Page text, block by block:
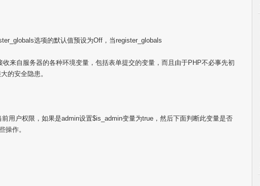
选项的默认值预设为Off，当register_globals
收来自服务器的各种环境变量，包括表单提交的变量，而且由于PHP不必事先初
的安全隐患。
用户权限，如果是admin设置$is_admin变量为true，然后下面判断此变量是否
操作。